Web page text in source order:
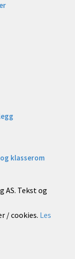
klasserom
AS. Tekst og
/ cookies. Les